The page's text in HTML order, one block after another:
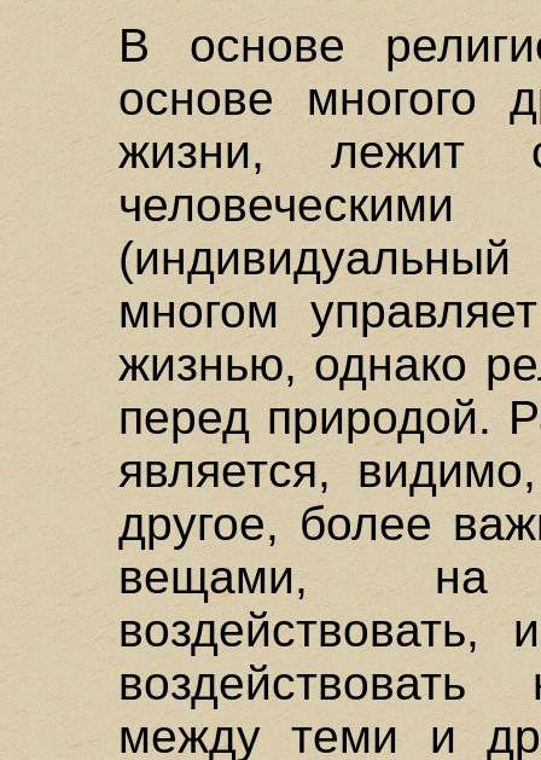
В основе
основе многого
жизни, лежит
многом
жизнью, однако
перед природой.
является,
другое, более
вещами, на
между теми и